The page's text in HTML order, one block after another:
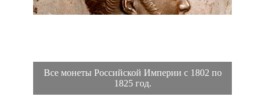
Все монеты Российской Империи с 1802 по
1825 год.